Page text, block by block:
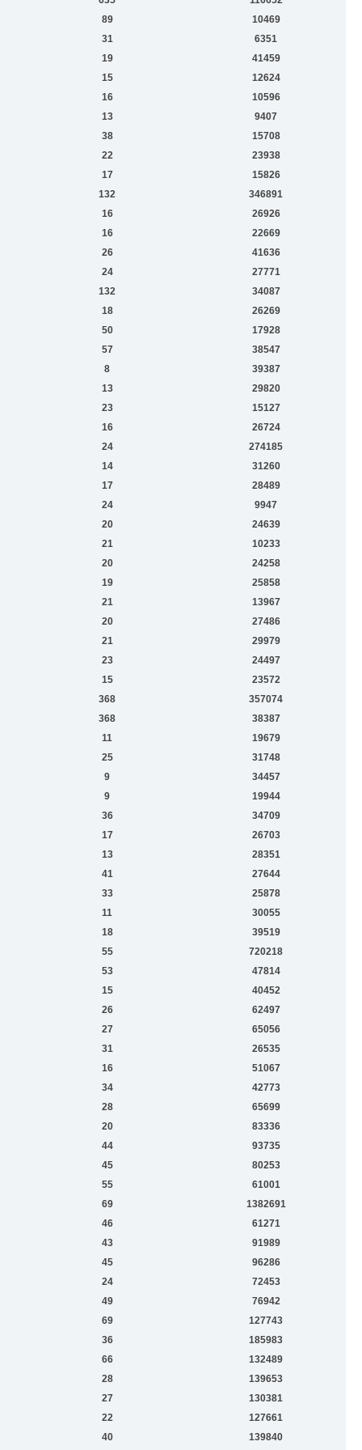
89
10469
31
6351
19
41459
15
12624
16
10596
13
9407
38
15708
22
23938
17
15826
132
346891
16
26926
16
22669
26
41636
24
27771
132
34087
18
26269
50
17928
57
38547
8
39387
13
29820
23
15127
16
26724
24
274185
14
31260
17
28489
24
9947
20
24639
21
10233
20
24258
19
25858
21
13967
20
27486
21
29979
23
24497
15
23572
368
357074
368
38387
11
19679
25
31748
9
34457
9
19944
36
34709
17
26703
13
28351
41
27644
33
25878
11
30055
18
39519
55
720218
53
47814
15
40452
26
62497
27
65056
31
26535
16
51067
34
42773
28
65699
20
83336
44
93735
45
80253
55
61001
69
1382691
46
61271
43
91989
45
96286
24
72453
49
76942
69
127743
36
185983
66
132489
28
139653
27
130381
22
127661
40
139840